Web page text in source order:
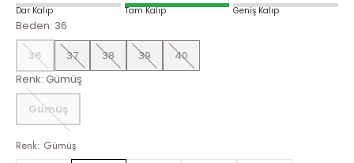
Dar Kalıp Tam Kalıp Geniş Kalıp
Beden: 36
36
37 38 39
40
Renk: Gümüş
Gümüş
Renk: Gümüş